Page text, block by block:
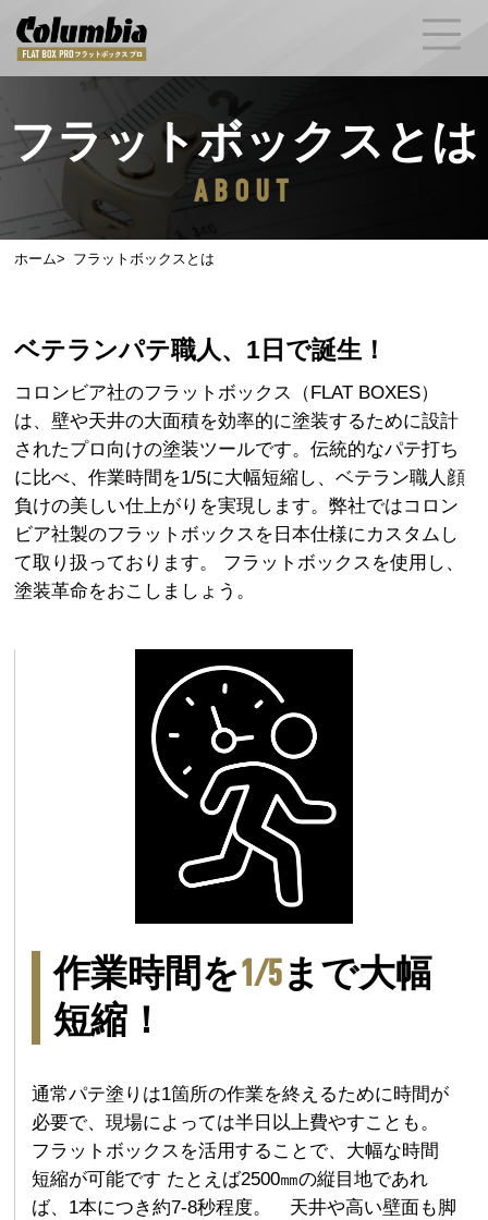
フラットボックスとは
ABOUT
ホーム フラットボックスとは
ベテランパテ職人、1日で誕生！​
コロンビア社のフラットボックス（FLAT BOXES）
は、壁や天井の大面積を効率的に塗装するために設計
されたプロ向けの塗装ツールです。伝統的なパテ打ち
に比べ、作業時間を1/5に大幅短縮し、ベテラン職人顔
負けの美しい仕上がりを実現します。弊社ではコロン
ビア社製のフラットボックスを日本仕様にカスタムし
て取り扱っております。 フラットボックスを使用し、
塗装革命をおこしましょう。​
作業時間を1/5まで大幅
短縮！
通常パテ塗りは1箇所の作業を終えるために時間が
必要で、現場によっては半日以上費やすことも。
フラットボックスを活用することで、大幅な時間
短縮が可能です たとえば2500㎜の縦目地であれ
ば、1本につき約7-8秒程度。 天井や高い壁面も脚